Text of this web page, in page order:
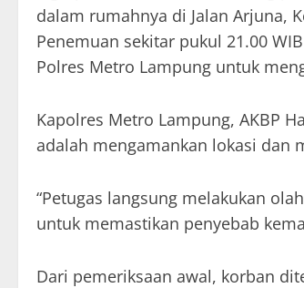
dalam rumahnya di Jalan Arjuna,
Penemuan sekitar pukul 21.00
Polres Metro Lampung untuk
Kapolres Metro Lampung, AKBP
adalah mengamankan lokasi dan
“Petugas langsung melakukan
untuk memastikan penyebab
Dari pemeriksaan awal, korban